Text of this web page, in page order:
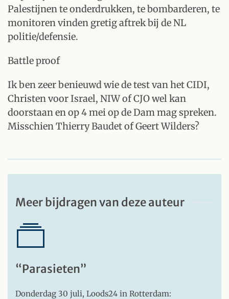
Palestijnen te onderdrukken, te bombarderen, te
monitoren vinden gretig aftrek bij de NL
politie/defensie.
Battle proof
Ik ben zeer benieuwd wie de test van het CIDI,
Christen voor Israel, NIW of CJO wel kan
doorstaan en op 4 mei op de Dam mag spreken.
Misschien Thierry Baudet of Geert Wilders?
Meer bijdragen van deze auteur
“Parasieten”
Donderdag 30 juli, Loods24 in Rotterdam: